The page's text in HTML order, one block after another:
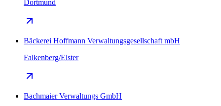
Dortmund
Bäckerei Hoffmann Verwaltungsgesellschaft mbH
Falkenberg/Elster
Bachmaier Verwaltungs GmbH